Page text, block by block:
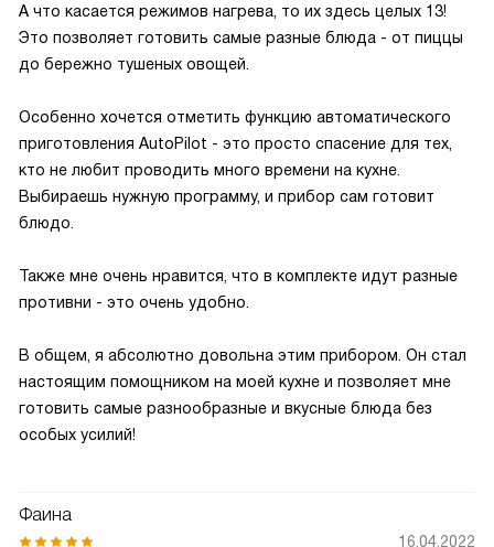
А что касается режимов нагрева, то их здесь целых 13!
Это позволяет готовить самые разные блюда - от пиццы
до бережно тушеных овощей.
Особенно хочется отметить функцию автоматического
приготовления AutoPilot - это просто спасение для тех,
кто не любит проводить много времени на кухне.
Выбираешь нужную программу, и прибор сам готовит
блюдо.
Также мне очень нравится, что в комплекте идут разные
противни - это очень удобно.
В общем, я абсолютно довольна этим прибором. Он стал
настоящим помощником на моей кухне и позволяет мне
готовить самые разнообразные и вкусные блюда без
особых усилий!
Фаина
16.04.2022